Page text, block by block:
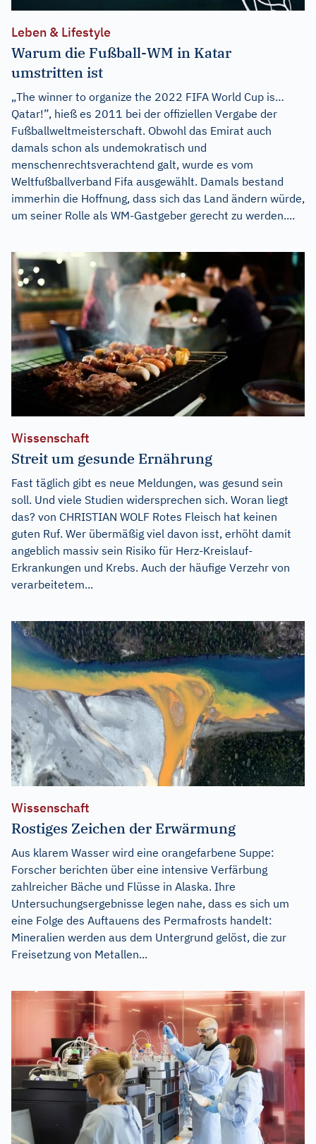
Leben & Lifestyle
Warum die Fußball-WM in Katar
umstritten ist
„The winner to organize the 2022 FIFA World Cup is…
Qatar!”, hieß es 2011 bei der offiziellen Vergabe der
Fußballweltmeisterschaft. Obwohl das Emirat auch
damals schon als undemokratisch und
menschenrechtsverachtend galt, wurde es vom
Weltfußballverband Fifa ausgewählt. Damals bestand
immerhin die Hoffnung, dass sich das Land ändern würde,
um seiner Rolle als WM-Gastgeber gerecht zu werden....
Wissenschaft
Streit um gesunde Ernährung
Fast täglich gibt es neue Meldungen, was gesund sein
soll. Und viele Studien widersprechen sich. Woran liegt
das? von CHRISTIAN WOLF Rotes Fleisch hat keinen
guten Ruf. Wer übermäßig viel davon isst, erhöht damit
angeblich massiv sein Risiko für Herz-Kreislauf-
Erkrankungen und Krebs. Auch der häufige Verzehr von
verarbeitetem...
Wissenschaft
Rostiges Zeichen der Erwärmung
Aus klarem Wasser wird eine orangefarbene Suppe:
Forscher berichten über eine intensive Verfärbung
zahlreicher Bäche und Flüsse in Alaska. Ihre
Untersuchungsergebnisse legen nahe, dass es sich um
eine Folge des Auftauens des Permafrosts handelt:
Mineralien werden aus dem Untergrund gelöst, die zur
Freisetzung von Metallen...